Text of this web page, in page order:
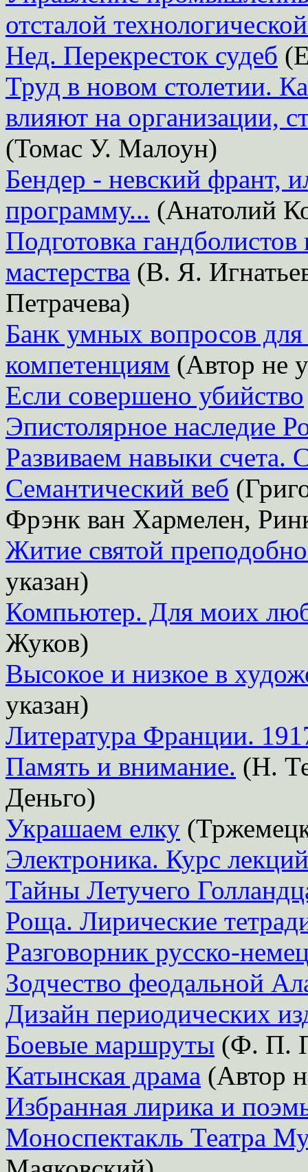
отсталой
Нед. Перекресток судеб
Труд в новом столетии.
влияют на организации,
(Томас У. Малоун)
Бендер - невский франт,
программу... (Анатолий
Подготовка
мастерства (В. Я.
Петрачева)
Банк умных вопросов
компетенциям (Автор не
Если совершено убийство
Эпистолярное наследие
Развиваем навыки счета.
Семантический веб
Фрэнк ван Хармелен,
Житие святой
указан)
Компьютер. Для моих
Жуков)
Высокое и низкое в
указан)
Литература Франции.
Память и внимание. (Н.
Деньго)
Украшаем елку
Электроника. Курс лекций
Тайны Летучего
Роща. Лирические
Разговорник русско-
Зодчество феодальной
Дизайн периодических
Боевые маршруты (Ф. П.
Катынская драма (Автор
Избранная лирика и
Моноспектакль Театра